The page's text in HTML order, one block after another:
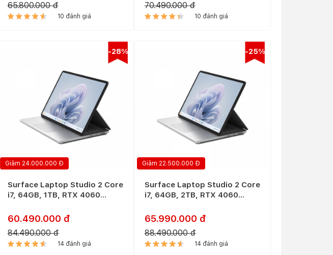
65.800.000 đ
10 đánh giá
70.490.000 đ
10 đánh giá
Giảm 24.000.000 Đ
-28%
Surface Laptop Studio 2 Core
i7, 64GB, 1TB, RTX 4060
60.490.000 đ
84.490.000 đ
14 đánh giá
Giảm 22.500.000 Đ
-25%
Surface Laptop Studio 2 Core
i7, 64GB, 2TB, RTX 4060
65.990.000 đ
88.490.000 đ
14 đánh giá